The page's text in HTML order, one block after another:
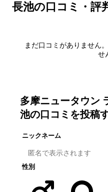
長池の口コミ・評
まだ口コミがありません
せ
多摩ニュータウン
池の口コミを投稿
ニックネーム
性別